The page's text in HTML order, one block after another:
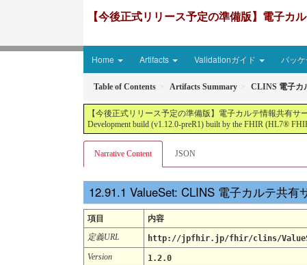
【今後正式リリース予定の準備版】電子
Home Artifacts Validationガイド パッ
Table of Contents Artifacts Summary CLINS 電子カ
【今後正式リリース予定の準備版】電子カルテ情報共有サ
Development build (v1.12.0-preR1) built by the FHIR (HL7®
Narrative Content JSON
ValueSet: CLINS 電子カルテ共
項目
内容
定義URL
http://jpfhir.jp/fhir/clins/ValueSet/
Version
1.2.0